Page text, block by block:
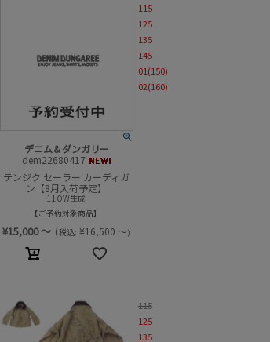
デニム＆ダンガリー
dem22680417
テンジク セーラー カーディガ
ン【8月入荷予定】
11OW生成
ご予約対象商品
¥15,000～ (税込: ¥16,500 ～)
115
125
135
145
01(150)
02(160)
115
125
135